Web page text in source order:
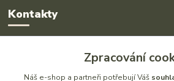
Kontakty
Radka Hakl
+420 777 613 020
(Po-Pá, 9-16 hod.)
Zpracování
Náš e-shop a partneři potřebují Váš